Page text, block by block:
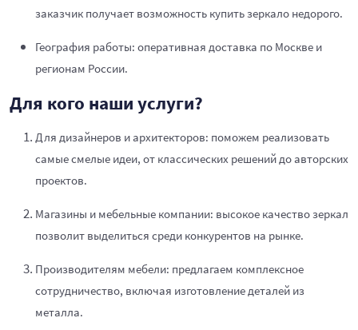
заказчик получает возможность купить зеркало недорого.
География работы: оперативная доставка по Москве и
регионам России.
Для кого наши услуги?
Для дизайнеров и архитекторов: поможем реализовать
самые смелые идеи, от классических решений до авторских
проектов.
Магазины и мебельные компании: высокое качество зеркал
позволит выделиться среди конкурентов на рынке.
Производителям мебели: предлагаем комплексное
сотрудничество, включая изготовление деталей из
металла.